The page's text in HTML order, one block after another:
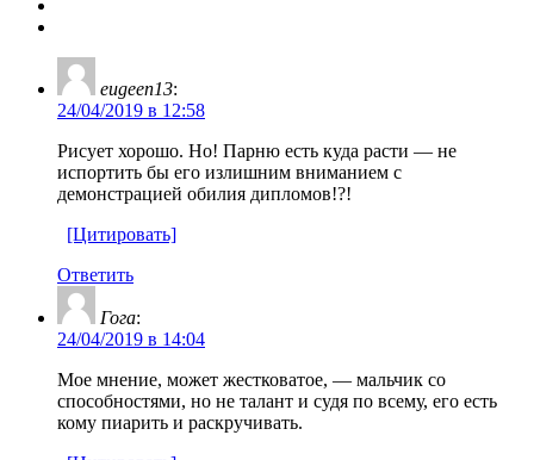
eugeen13:
24/04/2019 в 12:58
Рисует хорошо. Но! Парню есть куда расти — не
испортить бы его излишним вниманием с
демонстрацией обилия дипломов!?!
[Цитировать]
Ответить
Гога:
24/04/2019 в 14:04
Мое мнение, может жестковатое, — мальчик со
способностями, но не талант и судя по всему, его есть
кому пиарить и раскручивать.